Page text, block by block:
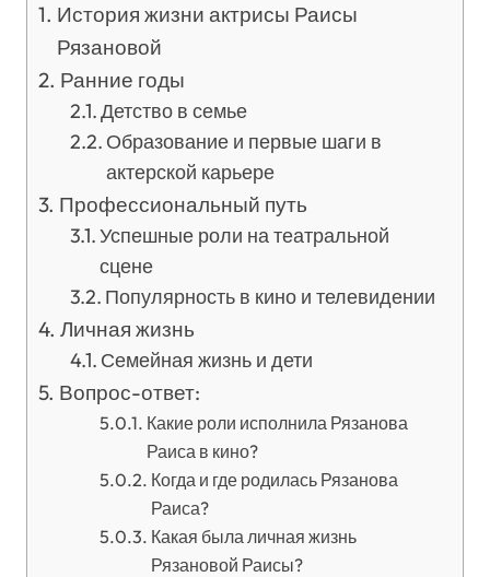
История жизни актрисы Раисы
Рязановой
Ранние годы
Детство в семье
Образование и первые шаги в
актерской карьере
Профессиональный путь
Успешные роли на театральной
сцене
Популярность в кино и телевидении
Личная жизнь
Семейная жизнь и дети
Вопрос-ответ:
Какие роли исполнила Рязанова
Раиса в кино?
Когда и где родилась Рязанова
Раиса?
Какая была личная жизнь
Рязановой Раисы?